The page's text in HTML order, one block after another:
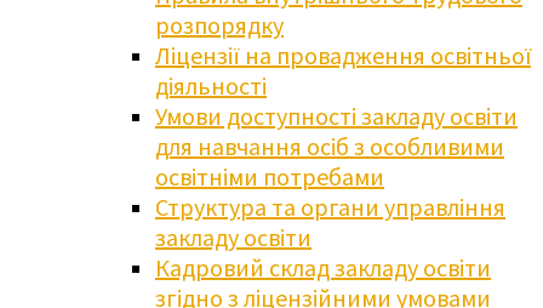
розпорядку
Ліцензії на провадження освітньої
діяльності
Умови доступності закладу освіти
для навчання осіб з особливими
освітніми потребами
Структура та органи управління
закладу освіти
Кадровий склад закладу освіти
згідно з ліцензійними умовами